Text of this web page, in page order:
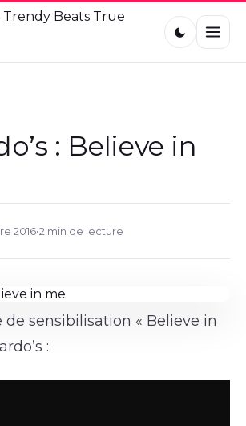
: Believe in
2016•2 min de lecture
de sensibilisation « Believe in
: